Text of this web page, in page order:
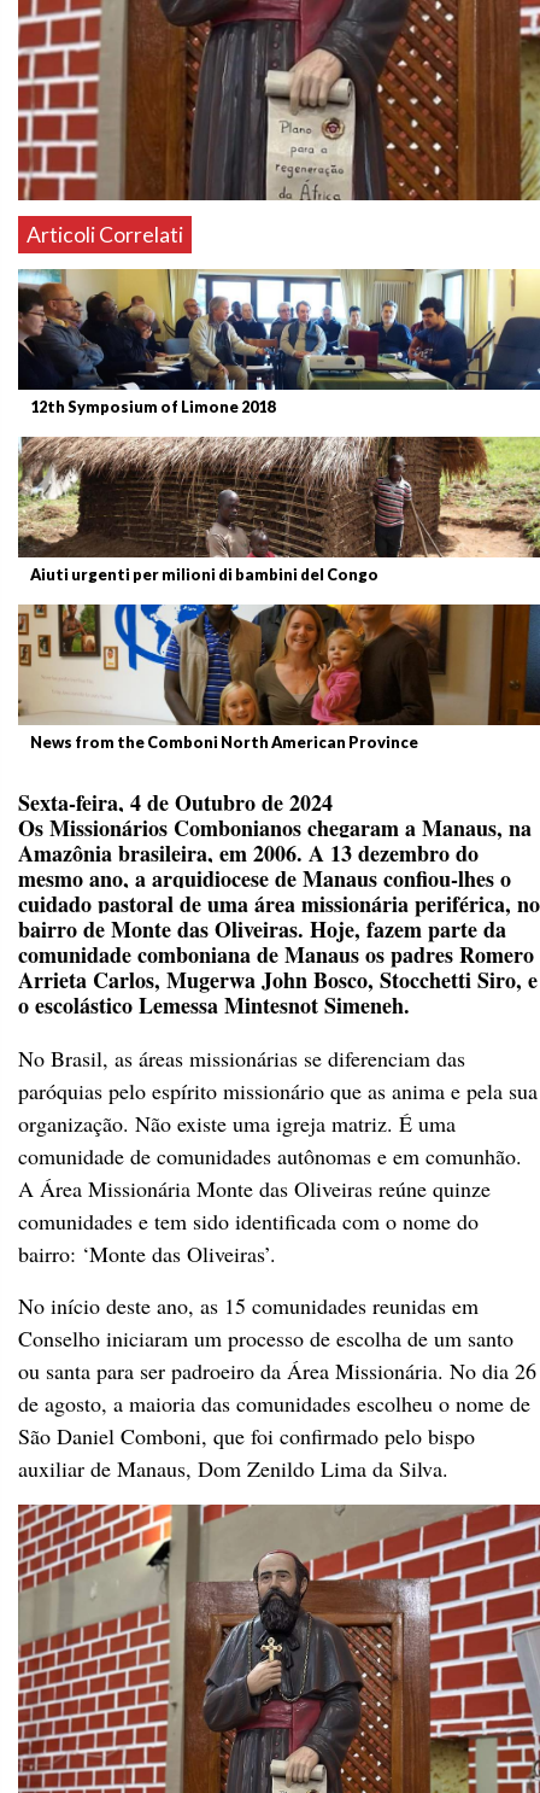
Articoli Correlati
12th Symposium of Limone 2018
Aiuti urgenti per milioni di bambini del Congo
News from the Comboni North American Province
Sexta-feira, 4 de Outubro de 2024
Os Missionários Combonianos chegaram a Manaus, na
Amazônia brasileira, em 2006. A 13 dezembro do
mesmo ano, a arquidiocese de Manaus confiou-lhes o
cuidado pastoral de uma área missionária periférica, no
bairro de Monte das Oliveiras. Hoje, fazem parte da
comunidade comboniana de Manaus os padres Romero
Arrieta Carlos, Mugerwa John Bosco, Stocchetti Siro, e
o escolástico Lemessa Mintesnot Simeneh.
No Brasil, as áreas missionárias se diferenciam das
paróquias pelo espírito missionário que as anima e pela sua
organização. Não existe uma igreja matriz. É uma
comunidade de comunidades autônomas e em comunhão.
A Área Missionária Monte das Oliveiras reúne quinze
comunidades e tem sido identificada com o nome do
bairro: ‘Monte das Oliveiras’.
No início deste ano, as 15 comunidades reunidas em
Conselho iniciaram um processo de escolha de um santo
ou santa para ser padroeiro da Área Missionária. No dia 26
de agosto, a maioria das comunidades escolheu o nome de
São Daniel Comboni, que foi confirmado pelo bispo
auxiliar de Manaus, Dom Zenildo Lima da Silva.